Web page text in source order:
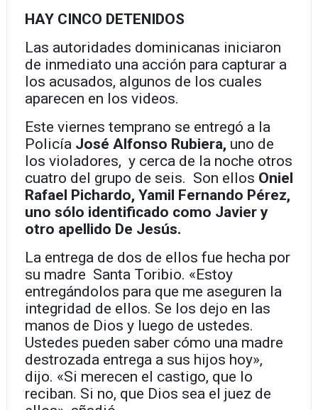
HAY CINCO DETENIDOS
Las autoridades dominicanas iniciaron
de inmediato una acción para capturar a
los acusados, algunos de los cuales
aparecen en los videos.
Este viernes temprano se entregó a la
Policía José Alfonso Rubiera, uno de
los violadores, y cerca de la noche otros
cuatro del grupo de seis. Son ellos Oniel
Rafael Pichardo, Yamil Fernando Pérez,
uno sólo identificado como Javier y
otro apellido De Jesús.
La entrega de dos de ellos fue hecha por
su madre Santa Toribio. «Estoy
entregándolos para que me aseguren la
integridad de ellos. Se los dejo en las
manos de Dios y luego de ustedes.
Ustedes pueden saber cómo una madre
destrozada entrega a sus hijos hoy»,
dijo. «Si merecen el castigo, que lo
reciban. Si no, que Dios sea el juez de